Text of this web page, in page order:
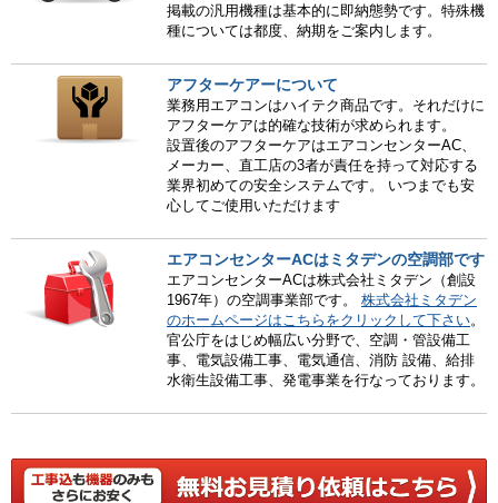
掲載の汎用機種は基本的に即納態勢です。特殊機
種については都度、納期をご案内します。
アフターケアーについて
業務用エアコンはハイテク商品です。それだけに
アフターケアは的確な技術が求められます。
設置後のアフターケアはエアコンセンターAC、
メーカー、直工店の3者が責任を持って対応する
業界初めての安全システムです。 いつまでも安
心してご使用いただけます
エアコンセンターACはミタデンの空調部です
エアコンセンターACは株式会社ミタデン（創設
1967年）の空調事業部です。 株式会社ミタデン
のホームページはこちらをクリックして下さい。
官公庁をはじめ幅広い分野で、空調・管設備工
事、電気設備工事、電気通信、消防 設備、給排
水衛生設備工事、発電事業を行なっております。